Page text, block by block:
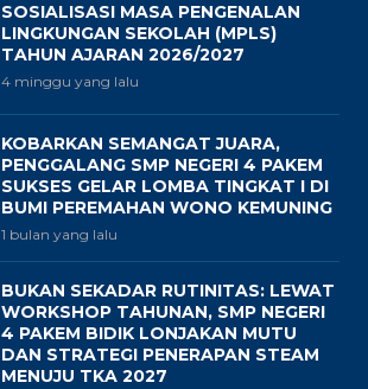
SOSIALISASI MASA PENGENALAN
LINGKUNGAN SEKOLAH (MPLS)
TAHUN AJARAN 2026/2027
4 minggu yang lalu
KOBARKAN SEMANGAT JUARA,
PENGGALANG SMP NEGERI 4 PAKEM
SUKSES GELAR LOMBA TINGKAT I DI
BUMI PEREMAHAN WONO KEMUNING
1 bulan yang lalu
BUKAN SEKADAR RUTINITAS: LEWAT
WORKSHOP TAHUNAN, SMP NEGERI
4 PAKEM BIDIK LONJAKAN MUTU
DAN STRATEGI PENERAPAN STEAM
MENUJU TKA 2027